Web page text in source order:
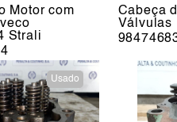
Motor com
Strali
Cabeça
Válvulas
Usado